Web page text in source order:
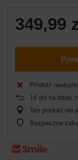
349,99
Produkt
14 dni na łatwy
Ten produkt nie
Bezpieczne